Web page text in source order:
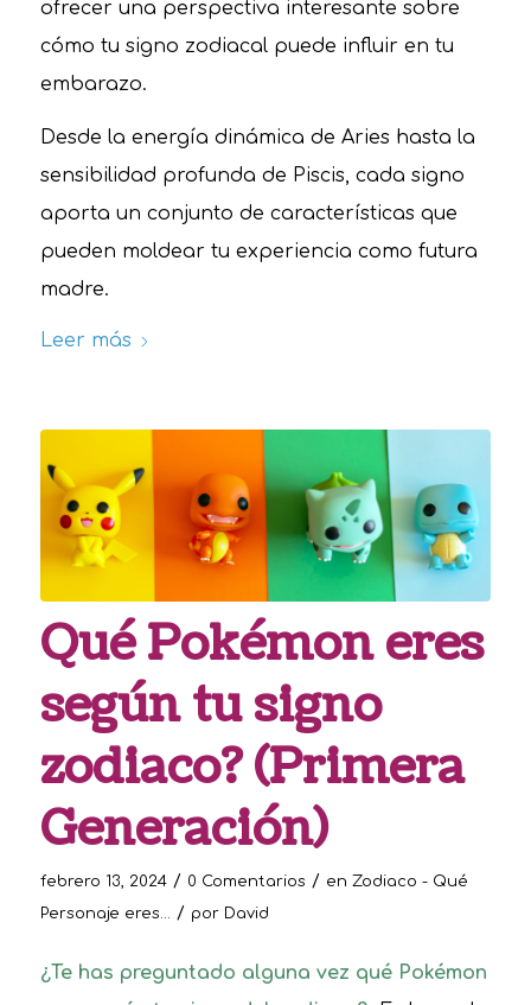
ofrecer una perspectiva interesante sobre
cómo tu signo zodiacal puede influir en tu
embarazo.
Desde la energía dinámica de Aries hasta la
sensibilidad profunda de Piscis, cada signo
aporta un conjunto de características que
pueden moldear tu experiencia como futura
madre.
Leer más
Qué Pokémon eres
según tu signo
zodiaco? (Primera
Generación)
febrero 13, 2024 / 0 Comentarios / en Zodiaco - Qué
Personaje eres...
/ por David
¿Te has preguntado alguna vez qué Pokémon